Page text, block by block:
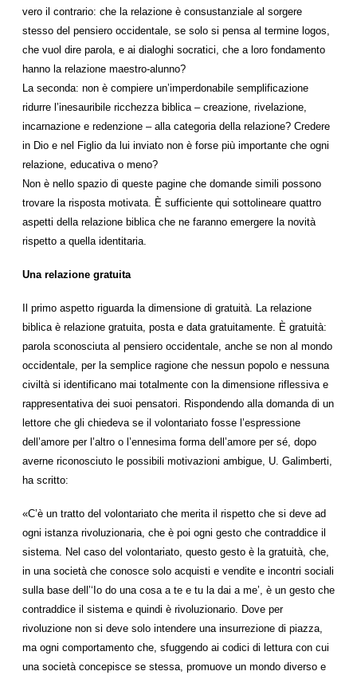
vero il contrario: che la relazione è consustanziale al sorgere
stesso del pensiero occidentale, se solo si pensa al termine logos,
che vuol dire parola, e ai dialoghi socratici, che a loro fondamento
hanno la relazione maestro-alunno?
La seconda: non è compiere un’imperdonabile semplificazione
ridurre l’inesauribile ricchezza biblica – creazione, rivelazione,
incarnazione e redenzione – alla categoria della relazione? Credere
in Dio e nel Figlio da lui inviato non è forse più importante che ogni
relazione, educativa o meno?
Non è nello spazio di queste pagine che domande simili possono
trovare la risposta motivata. È sufficiente qui sottolineare quattro
aspetti della relazione biblica che ne faranno emergere la novità
rispetto a quella identitaria.
Una relazione gratuita
Il primo aspetto riguarda la dimensione di gratuità. La relazione
biblica è relazione gratuita, posta e data gratuitamente. È gratuità:
parola sconosciuta al pensiero occidentale, anche se non al mondo
occidentale, per la semplice ragione che nessun popolo e nessuna
civiltà si identificano mai totalmente con la dimensione riflessiva e
rappresentativa dei suoi pensatori. Rispondendo alla domanda di un
lettore che gli chiedeva se il volontariato fosse l’espressione
dell’amore per l’altro o l’ennesima forma dell’amore per sé, dopo
averne riconosciuto le possibili motivazioni ambigue, U. Galimberti,
ha scritto:
«C’è un tratto del volontariato che merita il rispetto che si deve ad
ogni istanza rivoluzionaria, che è poi ogni gesto che contraddice il
sistema. Nel caso del volontariato, questo gesto è la gratuità, che,
in una società che conosce solo acquisti e vendite e incontri sociali
sulla base dell’‘Io do una cosa a te e tu la dai a me’, è un gesto che
contraddice il sistema e quindi è rivoluzionario. Dove per
rivoluzione non si deve solo intendere una insurrezione di piazza,
ma ogni comportamento che, sfuggendo ai codici di lettura con cui
una società concepisce se stessa, promuove un mondo diverso e